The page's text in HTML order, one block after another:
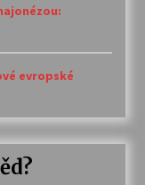
evropské